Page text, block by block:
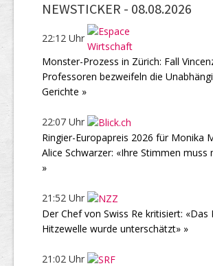
NEWSTICKER - 08.08.2026
22:12 Uhr
Monster-Prozess in Zürich: Fall
Professoren bezweifeln die
Gerichte »
22:07 Uhr
Ringier-Europapreis 2026 für Monika
Alice Schwarzer: «Ihre Stimmen muss
»
21:52 Uhr
Der Chef von Swiss Re kritisiert: «Das
Hitzewelle wurde unterschätzt» »
21:02 Uhr